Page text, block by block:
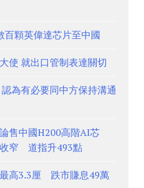
百顆英偉達芯片至中國
使 就出口管制表達關切
為有必要同中方保持溝通
售中國H200高階AI芯
窄 道指升493點
高3.3厘 跌市賺息49萬